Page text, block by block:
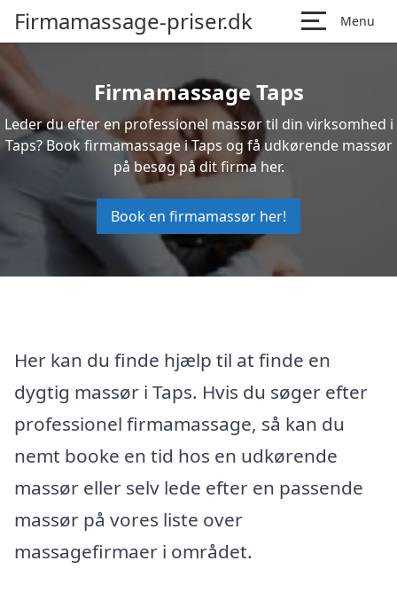
Firmamassage-priser.dk Menu
Firmamassage Taps
Leder du efter en professionel massør til din virksomhed i
Taps? Book firmamassage i Taps og få udkørende massør
på besøg på dit firma her.
Book en firmamassør her!
Her kan du finde hjælp til at finde en
dygtig massør i Taps. Hvis du søger efter
professionel firmamassage, så kan du
nemt booke en tid hos en udkørende
massør eller selv lede efter en passende
massør på vores liste over
massagefirmaer i området.